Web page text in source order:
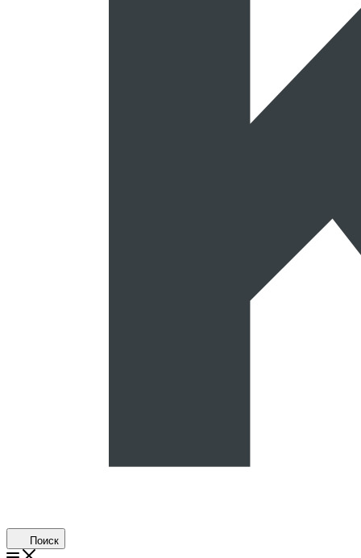
Поиск